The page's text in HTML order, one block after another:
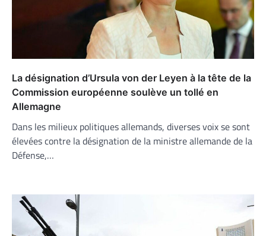
La désignation d’Ursula von der Leyen à la tête de la
Commission européenne soulève un tollé en
Allemagne
Dans les milieux politiques allemands, diverses voix se sont
élevées contre la désignation de la ministre allemande de la
Défense,…